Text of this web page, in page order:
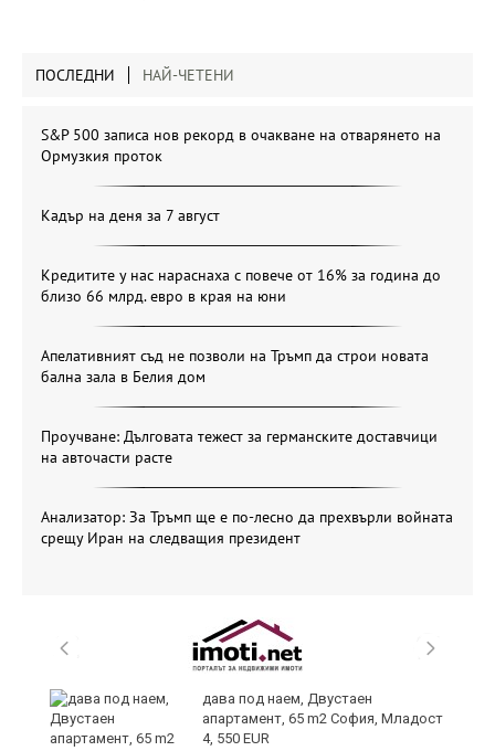
ПОСЛЕДНИ НАЙ-ЧЕТЕНИ
S&P 500 записа нов рекорд в очакване на отварянето на
Ормузкия проток
Кадър на деня за 7 август
Кредитите у нас нараснаха с повече от 16% за година до
близо 66 млрд. евро в края на юни
Апелативният съд не позволи на Тръмп да строи новата
бална зала в Белия дом
Проучване: Дълговата тежест за германските доставчици
на авточасти расте
Анализатор: За Тръмп ще е по-лесно да прехвърли войната
срещу Иран на следващия президент
дава под наем, Двустаен
апартамент, 65 m2 София, Младост
4, 550 EUR